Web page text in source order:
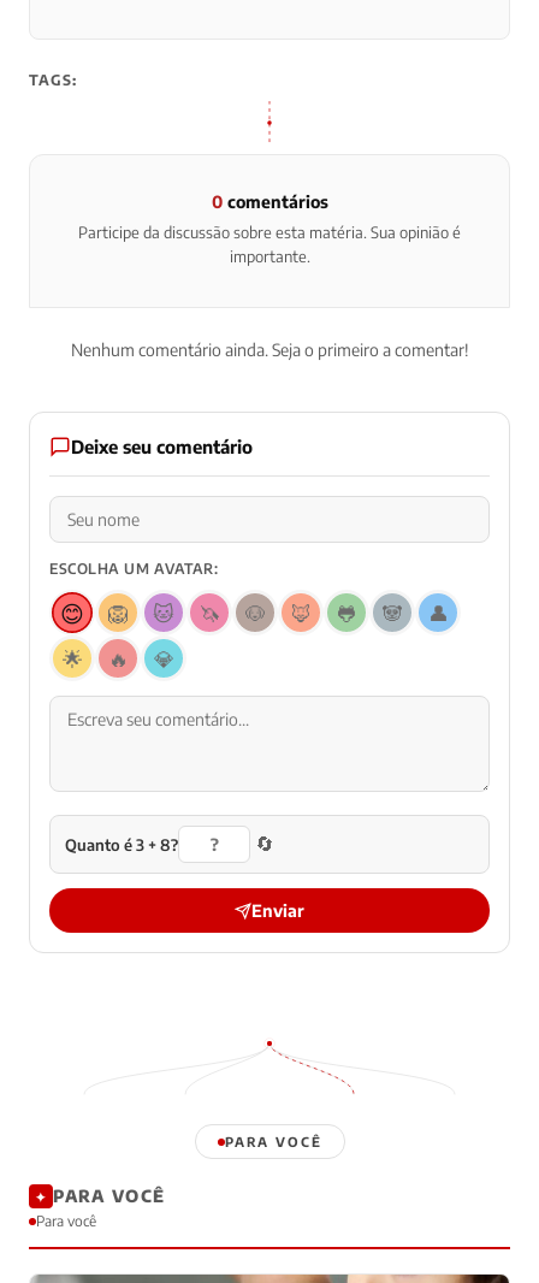
TAGS:
0comentários
Participe da discussão sobre esta matéria. Sua opinião é
importante.
Nenhum comentário ainda. Seja o primeiro a comentar!
Deixe seu comentário
ESCOLHA UM AVATAR:
😊 🦁 🐱 🦄 🐶 🦊 🐸 🐼
👤
🌟
🔥 💎
Quanto é 3 + 8? 🔄
Enviar
PARA VOCÊ
✦ PARA VOCÊ
Para você